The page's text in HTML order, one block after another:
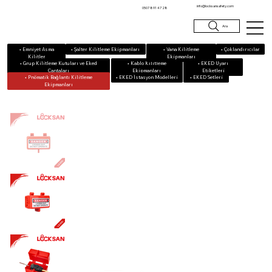
0507 891 47 28 info@locksansafety.com
Ara
• Emniyet Asma
Kilitler
• Grup Kilitleme Kutuları ve Eked
Çantaları
• Şalter Kilitleme Ekipmanları
• Kablo Kilitleme
Ekipmanları
• Vana Kilitleme
Ekipmanları
• Pnömatik Bağlantı Kilitleme
Ekipmanları
• Çoklandırıcılar
• EKED Uyarı
Etiketleri
• EKED Setleri
• EKED İstasyon Modelleri